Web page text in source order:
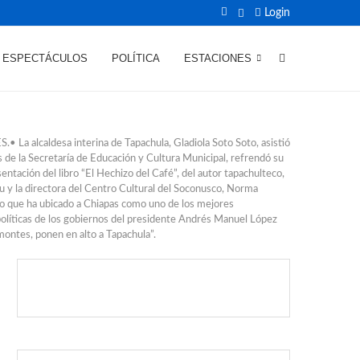
Login
ESPECTÁCULOS POLÍTICA ESTACIONES
La alcaldesa interina de Tapachula, Gladiola Soto Soto, asistió
de la Secretaría de Educación y Cultura Municipal, refrendó su
del libro “El Hechizo del Café”, del autor tapachulteco,
y la directora del Centro Cultural del Soconusco, Norma
ha ubicado a Chiapas como uno de los mejores
de los gobiernos del presidente Andrés Manuel López
ponen en alto a Tapachula”.